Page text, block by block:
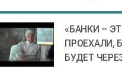
«БАНКИ –
ПРОЕХАЛИ,
БУДЕТ